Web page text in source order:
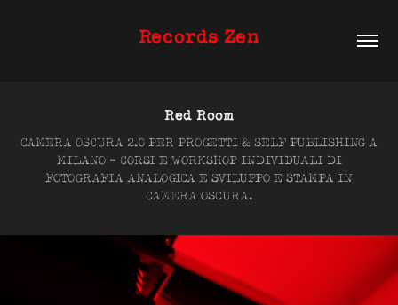
Records Zen
Red Room
CAMERA OSCURA 2.0 PER PROGETTI & SELF PUBLISHING A
MILANO ​​- CORSI E WORKSHOP INDIVIDUALI DI
FOTOGRAFIA ANALOGICA E SVILUPPO E STAMPA IN
CAMERA OSCURA.